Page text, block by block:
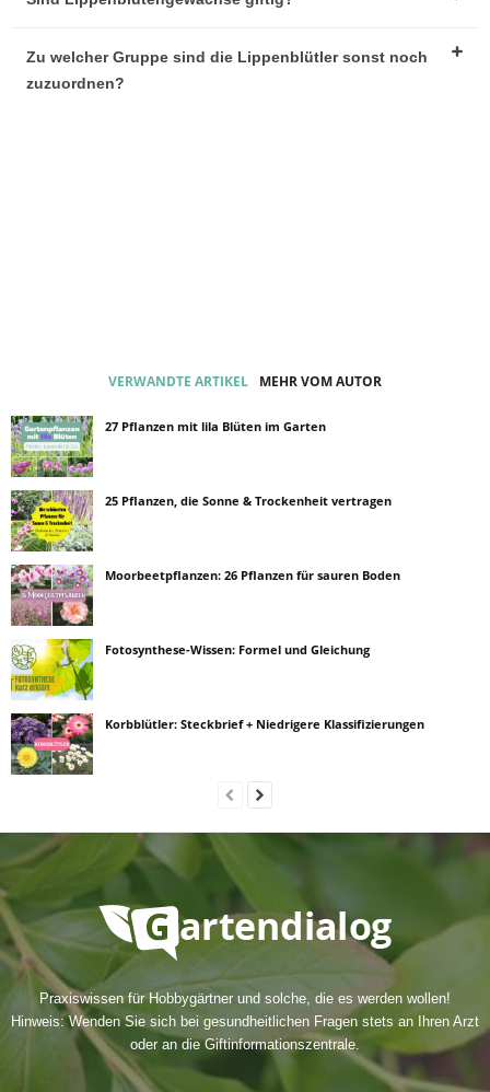
Zu welcher Gruppe sind die Lippenblütler sonst noch
zuzuordnen?
VERWANDTE ARTIKEL MEHR VOM AUTOR
27 Pflanzen mit lila Blüten im Garten
25 Pflanzen, die Sonne & Trockenheit vertragen
Moorbeetpflanzen: 26 Pflanzen für sauren Boden
Fotosynthese-Wissen: Formel und Gleichung
Korbblütler: Steckbrief + Niedrigere Klassifizierungen
Praxiswissen für Hobbygärtner und solche, die es werden wollen!
Hinweis: Wenden Sie sich bei gesundheitlichen Fragen stets an Ihren Arzt
oder an die Giftinformationszentrale.